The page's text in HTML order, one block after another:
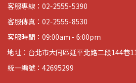
客服專線：02-2555-5390
客服傳真：02-2555-8530
客服時間：09:00am - 6:00pm
地址：台北市大同區延平北路二段144巷
統一編號：42695299